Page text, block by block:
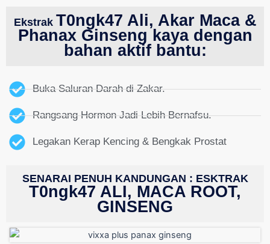
Ekstrak T0ngk47 Ali, Akar Maca &
Phanax Ginseng kaya dengan
bahan aktif bantu:
Buka Saluran Darah di Zakar.
Rangsang Hormon Jadi Lebih Bernafsu.
Legakan Kerap Kencing & Bengkak Prostat
SENARAI PENUH KANDUNGAN : ESKTRAK
T0ngk47 ALI, MACA ROOT,
GINSENG